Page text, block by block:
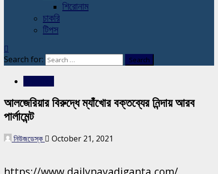
শিরোনাম
চাকরি
টিপস
Search for:
আলজেরিয়ার বিরুদ্ধে ম্যাঁখোর বক্তব্যের নিন্দায় আরব
পার্লামেন্ট
নিউজডেস্ক October 21, 2021